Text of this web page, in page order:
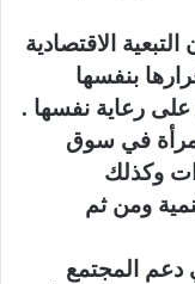
الاقتصادية
بنفسها
رعاية نفسها .
في سوق
وكذلك
ومن ثم
دعم المجتمع